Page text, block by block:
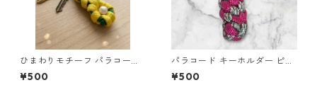
ひまわりモチーフ パラコード
キーホルダー s44 アウトドア
¥500
パラコード キーホルダー ピン
ク グレー 編み込み s28
¥500